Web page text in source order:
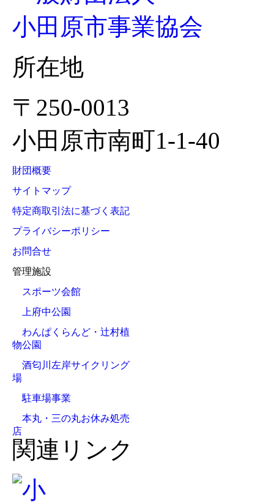
小田原市事業協会
所在地
〒250-0013
小田原市南町1-1-40
財団概要
サイトマップ
特定商取引法に基づく表記
プライバシーポリシー
お問合せ
管理施設
スポーツ会館
上府中公園
わんぱくらんど・辻村植
物公園
酒匂川左岸サイクリング
場
駐車場事業
本丸・三の丸お休み処売
店
関連リンク